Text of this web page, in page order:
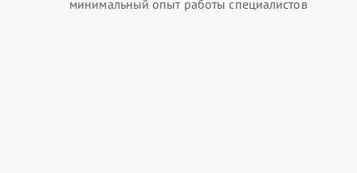
минимальный опыт работы специалистов